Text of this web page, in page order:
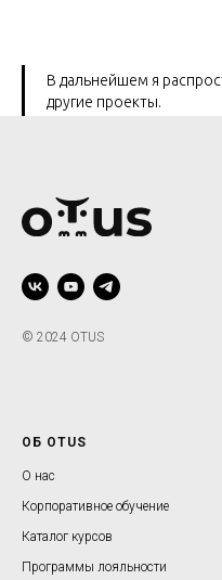
В дальнейшем я
другие проекты.
© 2024 OTUS
ОБ OTUS
О нас
Корпоративное обучение
Каталог курсов
Программы лояльности